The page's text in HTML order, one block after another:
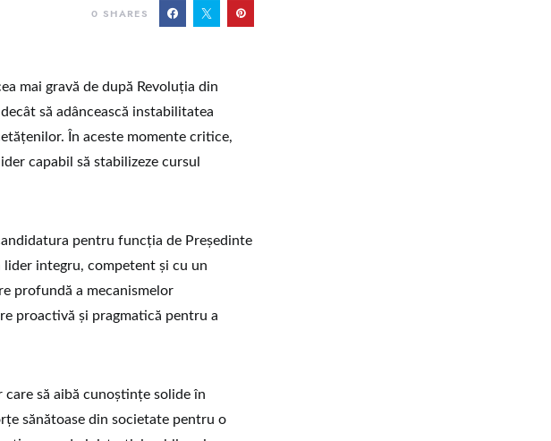
0 SHARES
mai gravă de după Revoluţia din
să adâncească instabilitatea
În aceste momente critice,
capabil să stabilizeze cursul
pentru funcţia de Preşedinte
integru, competent şi cu un
profundă a mecanismelor
proactivă şi pragmatică pentru a
să aibă cunoştinţe solide în
sănătoase din societate pentru o